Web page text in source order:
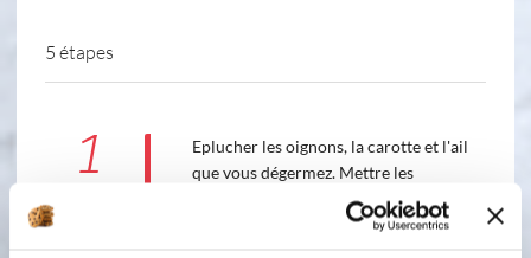
5 étapes
1
Eplucher les oignons, la carotte et l'ail
que vous dégermez. Mettre les
oignons coupés en 4, la carotte
coupée en tronçons et l'ail coupé en